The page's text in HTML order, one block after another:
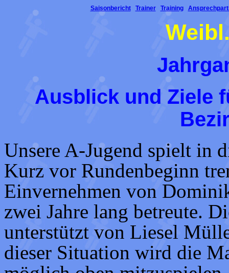
Saisonbericht Trainer Training
Ausblick und Ziele
Unsere A-Jugend spielt in
Kurz vor Rundenbeginn
Einvernehmen von
zwei Jahre lang betreute.
unterstützt von Liesel
dieser Situation wird die